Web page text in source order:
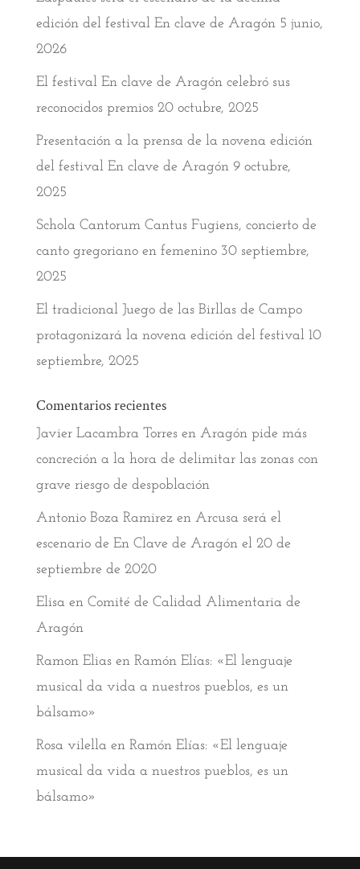
edición del festival En clave de Aragón 5 junio,
2026
El festival En clave de Aragón celebró sus
reconocidos premios 20 octubre, 2025
Presentación a la prensa de la novena edición
del festival En clave de Aragón 9 octubre,
2025
Schola Cantorum Cantus Fugiens, concierto de
canto gregoriano en femenino 30 septiembre,
2025
El tradicional Juego de las Birllas de Campo
protagonizará la novena edición del festival 10
septiembre, 2025
Comentarios recientes
Javier Lacambra Torresen Aragón pide más
concreción a la hora de delimitar las zonas con
grave riesgo de despoblación
Antonio Boza Ramirez en Arcusa será el
escenario de En Clave de Aragón el 20 de
septiembre de 2020
Elisa en Comité de Calidad Alimentaria de
Aragón
Ramon Eliasen Ramón Elías: «El lenguaje
musical da vida a nuestros pueblos, es un
bálsamo»
Rosa vilella en Ramón Elías: «El lenguaje
musical da vida a nuestros pueblos, es un
bálsamo»